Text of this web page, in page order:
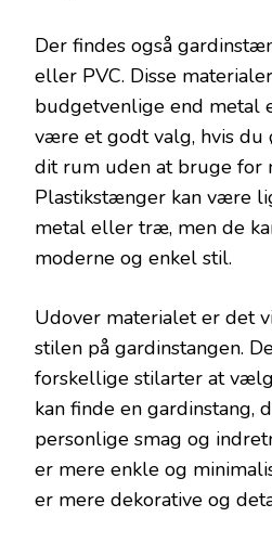
Der findes også
eller PVC. Disse
budgetvenlige end metal
være et godt valg, hvis du
dit rum uden at bruge for
Plastikstænger kan være
metal eller træ, men de
moderne og enkel stil.
Udover materialet er det
stilen på gardinstangen.
forskellige stilarter at
kan finde en gardinstang,
personlige smag og
er mere enkle og
er mere dekorative og